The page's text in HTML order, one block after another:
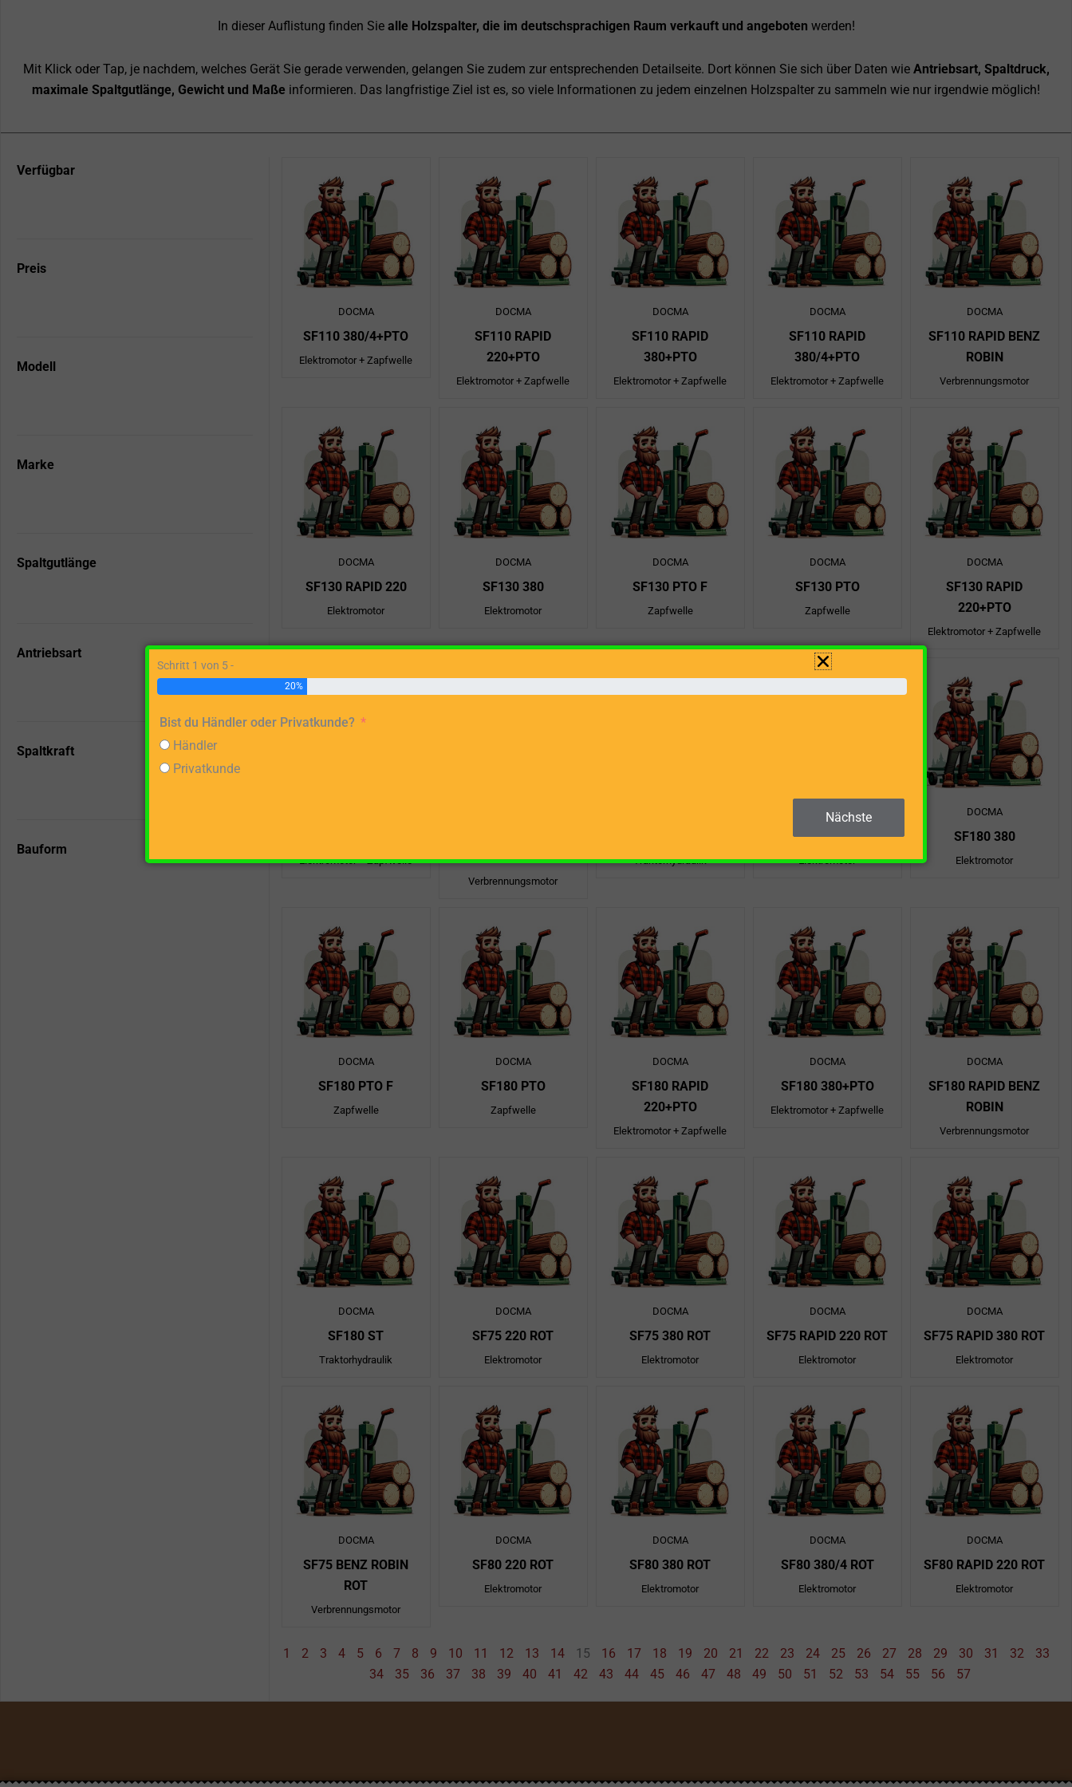
In dieser Auflistung finden Sie alle Holzspalter, die im deutschsprachigen Raum verkauft und angeboten werden!
Mit Klick oder Tap, je nachdem, welches Gerät Sie gerade verwenden, gelangen Sie zudem zur entsprechenden Detailseite. Dort können Sie sich über Daten wie Antriebsart, Spaltdruck,
maximale Spaltgutlänge, Gewicht und Maße informieren. Das langfristige Ziel ist es, so viele Informationen zu jedem einzelnen Holzspalter zu sammeln wie nur irgendwie möglich!
Verfügbar
Preis
Modell
Marke
Spaltgutlänge
Antriebsart
Spaltkraft
Bauform
DOCMA
SF110 380/4+PTO
Elektromotor + Zapfwelle
DOCMA
SF110 RAPID
220+PTO
Elektromotor + Zapfwelle
DOCMA
SF110 RAPID
380+PTO
Elektromotor + Zapfwelle
DOCMA
SF110 RAPID
380/4+PTO
Elektromotor + Zapfwelle
DOCMA
SF110 RAPID BENZ
ROBIN
Verbrennungsmotor
DOCMA
SF130 RAPID 220
Elektromotor
DOCMA
SF130 380
Elektromotor
DOCMA
SF130 PTO F
Zapfwelle
DOCMA
SF130 PTO
Zapfwelle
DOCMA
SF130 RAPID
220+PTO
Elektromotor + Zapfwelle
Elektromotor + Zapfwelle
ROBIN
Verbrennungsmotor
Traktorhydraulik
DOCMA
SF180 RAPID 220
Elektromotor
DOCMA
SF180 380
Elektromotor
DOCMA
SF180 PTO F
Zapfwelle
DOCMA
SF180 PTO
Zapfwelle
DOCMA
SF180 RAPID
220+PTO
Elektromotor + Zapfwelle
DOCMA
SF180 380+PTO
Elektromotor + Zapfwelle
DOCMA
SF180 RAPID BENZ
ROBIN
Verbrennungsmotor
DOCMA
SF180 ST
Traktorhydraulik
DOCMA
SF75 220 ROT
Elektromotor
DOCMA
SF75 380 ROT
Elektromotor
DOCMA
SF75 RAPID 220 ROT
Elektromotor
DOCMA
SF75 RAPID 380 ROT
Elektromotor
DOCMA
SF75 BENZ ROBIN
ROT
Verbrennungsmotor
DOCMA
SF80 220 ROT
Elektromotor
DOCMA
SF80 380 ROT
Elektromotor
DOCMA
SF80 380/4 ROT
Elektromotor
DOCMA
SF80 RAPID 220 ROT
Elektromotor
1 2 3 4 5 6 7 8 9 10 11 12 13 14 15 16 17 18 19 20 21 22 23 24 25 26 27 28 29 30 31 32 33
34 35 36 37 38 39 40 41 42 43 44 45 46 47 48 49 50 51 52 53 54 55 56 57
Schritt 1 von 5 -
20%
Bist du Händler oder Privatkunde?
Händler
Privatkunde
Nächste